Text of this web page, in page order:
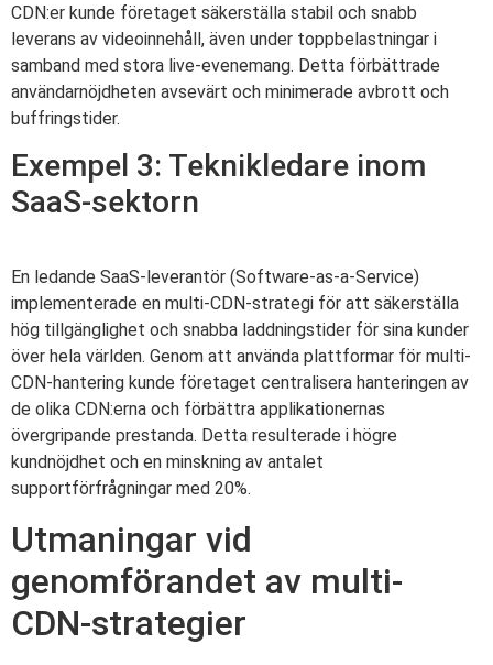
CDN:er kunde företaget säkerställa stabil och snabb
leverans av videoinnehåll, även under toppbelastningar i
samband med stora live-evenemang. Detta förbättrade
användarnöjdheten avsevärt och minimerade avbrott och
buffringstider.
Exempel 3: Teknikledare inom
SaaS-sektorn
En ledande SaaS-leverantör (Software-as-a-Service)
implementerade en multi-CDN-strategi för att säkerställa
hög tillgänglighet och snabba laddningstider för sina kunder
över hela världen. Genom att använda plattformar för multi-
CDN-hantering kunde företaget centralisera hanteringen av
de olika CDN:erna och förbättra applikationernas
övergripande prestanda. Detta resulterade i högre
kundnöjdhet och en minskning av antalet
supportförfrågningar med 20%.
Utmaningar vid
genomförandet av multi-
CDN-strategier